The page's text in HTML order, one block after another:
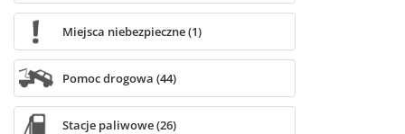
Miejsca niebezpieczne (1)
Pomoc drogowa (44)
Stacje paliwowe (26)